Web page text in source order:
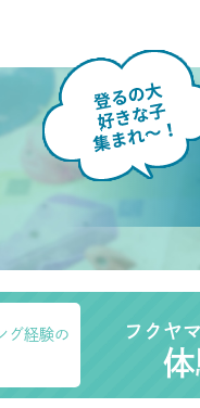
グ経験の
フクヤ